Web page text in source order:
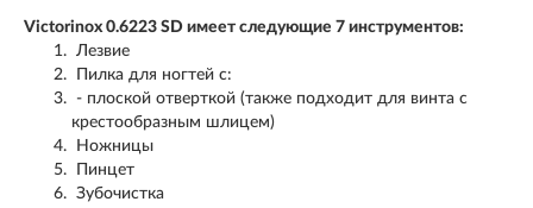
Victorinox 0.6223 SD имеет следующие 7 инструментов:
Лезвие
Пилка для ногтей с:
- плоской отверткой (также подходит для винта с
крестообразным шлицем)
Ножницы
Пинцет
Зубочистка